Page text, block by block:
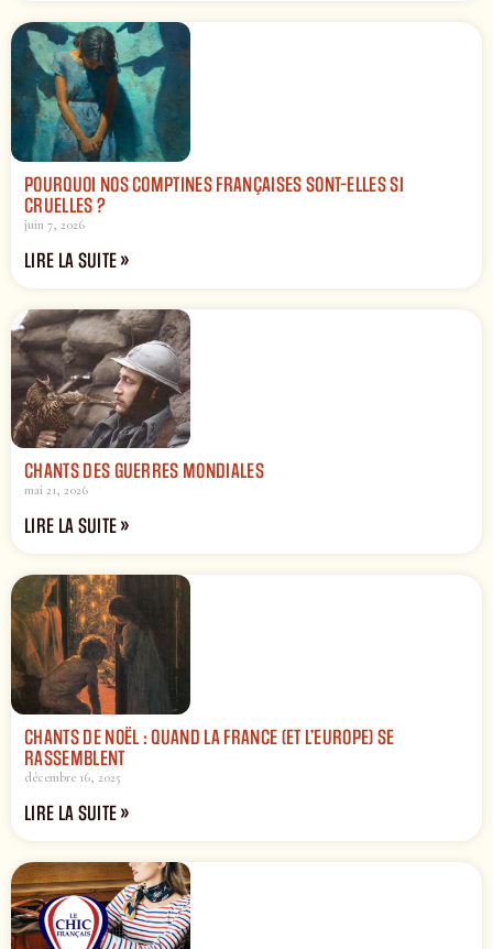
POURQUOI NOS COMPTINES FRANÇAISES SONT-ELLES SI
CRUELLES ?
juin 7, 2026
LIRE LA SUITE »
CHANTS DES GUERRES MONDIALES
mai 21, 2026
LIRE LA SUITE »
CHANTS DE NOËL : QUAND LA FRANCE (ET L’EUROPE) SE
RASSEMBLENT
décembre 16, 2025
LIRE LA SUITE »